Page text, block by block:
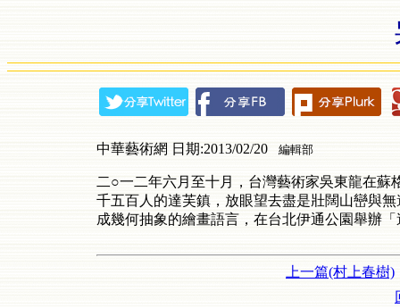
中華藝術網 日期:2013/02/20 編輯部
二○一二年六月至十月，台灣藝術家吳東龍在
千五百人的達芙鎮，放眼望去盡是壯闊山巒與
成幾何抽象的繪畫語言，在台北伊通公園舉辦
上一篇(村上春樹)